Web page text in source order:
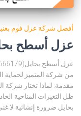
أفضل شركة عزل فوم بعنيزة
عزل أسطح
عزل أسطح بحايل(0504666179)
مقدمة: لماذا تختار شركة
ظل التغيرات المناخية
بحايل ضرورة إنشائية لا